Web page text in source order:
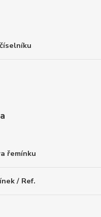
řemínku
/ Ref.